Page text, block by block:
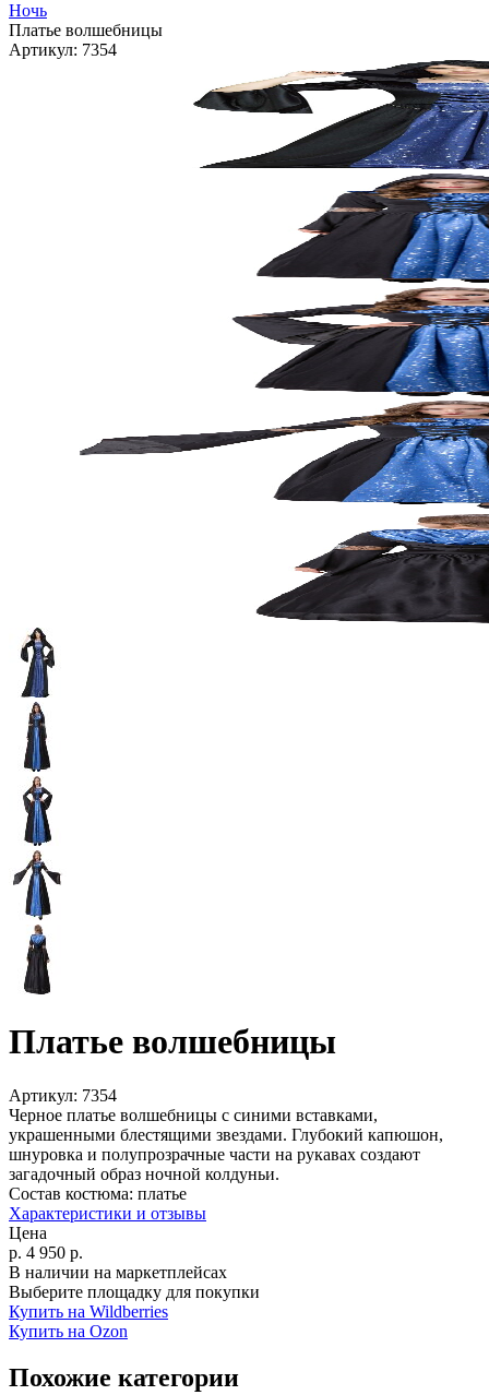
Ночь
Платье волшебницы
Артикул: 7354
Платье волшебницы
Артикул: 7354
Черное платье волшебницы с синими вставками,
украшенными блестящими звездами. Глубокий капюшон,
шнуровка и полупрозрачные части на рукавах создают
загадочный образ ночной колдуньи.
Состав костюма: платье
Характеристики и отзывы
Цена
р. 4 950 р.
В наличии на маркетплейсах
Выберите площадку для покупки
Купить на Wildberries
Купить на Ozon
Похожие категории